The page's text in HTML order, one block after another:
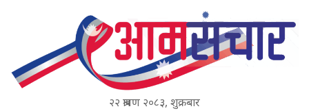
२२ श्रावण २०८३, शुक्रबार